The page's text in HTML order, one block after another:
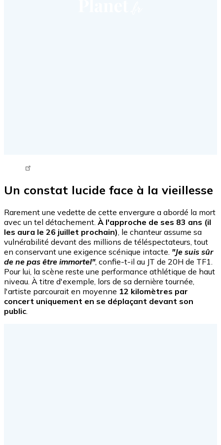
Tweet URL
Un constat lucide face à la vieillesse
Rarement une vedette de cette envergure a abordé la mort
avec un tel détachement. À l'approche de ses 83 ans (il
les aura le 26 juillet prochain) , le chanteur assume sa
vulnérabilité devant des millions de téléspectateurs, tout
en conservant une exigence scénique intacte. "Je suis sûr
de ne pas être immortel", confie-t-il au JT de 20H de TF1.
Pour lui, la scène reste une performance athlétique de haut
niveau. À titre d'exemple, lors de sa dernière tournée,
l'artiste parcourait en moyenne 12 kilomètres par
concert uniquement en se déplaçant devant son
public